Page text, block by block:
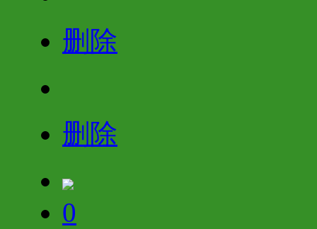
删除
删除
0